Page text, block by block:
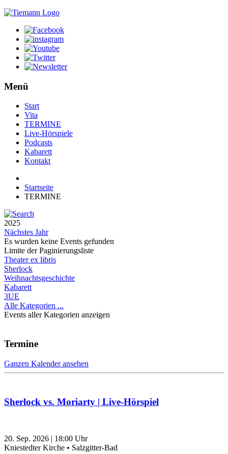
Menü
Start
Vita
TERMINE
Live-Hörspiele
Podcasts
Kabarett
Kontakt
Startseite
TERMINE
2025
Nächstes Jahr
Es wurden keine Events gefunden
Limite der Paginierungsliste
Theater ex libris
Sherlock
Weihnachtsgeschichte
Kabarett
3UE
Alle Kategorien ...
Events aller Kategorien anzeigen
Termine
Ganzen Kalender ansehen
Sherlock vs. Moriarty | Live-Hörspiel
20. Sep. 2026 | 18:00 Uhr
Kniestedter Kirche • Salzgitter-Bad